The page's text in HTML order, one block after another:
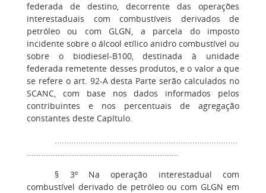
federada de destino, decorrente das operações
interestaduais com combustíveis derivados de
petróleo ou com GLGN, a parcela do imposto
incidente sobre o álcool etílico anidro combustível ou
sobre o biodiesel-B100, destinada à unidade
federada remetente desses produtos, e o valor a que
se refere o art. 92-A desta Parte serão calculados no
SCANC, com base nos dados informados pelos
contribuintes e nos percentuais de agregação
constantes deste Capítulo.
.............................................................................
................................................................
§ 3º Na operação interestadual com
combustível derivado de petróleo ou com GLGN em